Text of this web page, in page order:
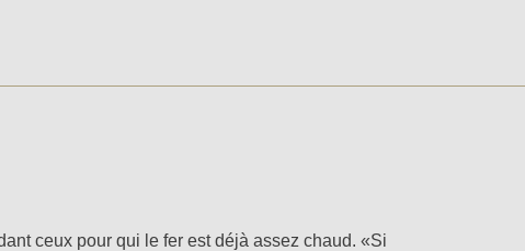
ceux pour qui le fer est déjà assez chaud. «Si